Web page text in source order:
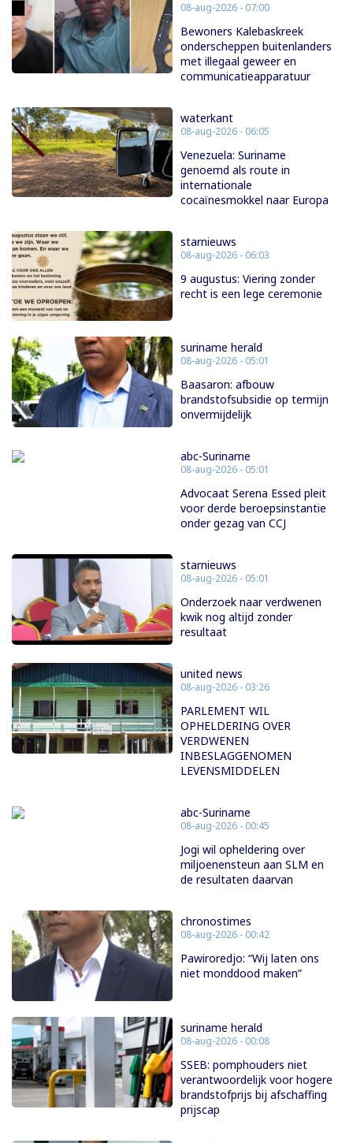
08-aug-2026 - 07:00
Bewoners Kalebaskreek
onderscheppen buitenlanders
met illegaal geweer en
communicatieapparatuur
waterkant
08-aug-2026 - 06:05
Venezuela: Suriname
genoemd als route in
internationale
cocaïnesmokkel naar Europa
starnieuws
08-aug-2026 - 06:03
9 augustus: Viering zonder
recht is een lege ceremonie
suriname herald
08-aug-2026 - 05:01
Baasaron: afbouw
brandstofsubsidie op termijn
onvermijdelijk
abc-Suriname
08-aug-2026 - 05:01
Advocaat Serena Essed pleit
voor derde beroepsinstantie
onder gezag van CCJ
starnieuws
08-aug-2026 - 05:01
Onderzoek naar verdwenen
kwik nog altijd zonder
resultaat
united news
08-aug-2026 - 03:26
PARLEMENT WIL
OPHELDERING OVER
VERDWENEN
INBESLAGGENOMEN
LEVENSMIDDELEN
abc-Suriname
08-aug-2026 - 00:45
Jogi wil opheldering over
miljoenensteun aan SLM en
de resultaten daarvan
chronostimes
08-aug-2026 - 00:42
Pawiroredjo: “Wij laten ons
niet monddood maken”
suriname herald
08-aug-2026 - 00:08
SSEB: pomphouders niet
verantwoordelijk voor hogere
brandstofprijs bij afschaffing
prijscap